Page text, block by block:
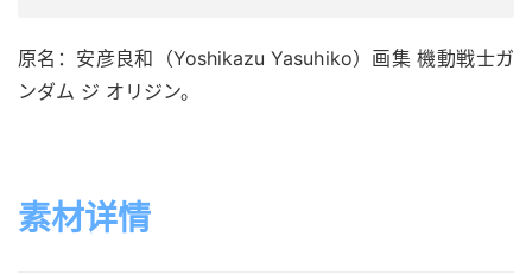
原名：安彦良和（Yoshikazu Yasuhiko）画集 機動戦士ガ
ンダム ジ オリジン。
素材详情